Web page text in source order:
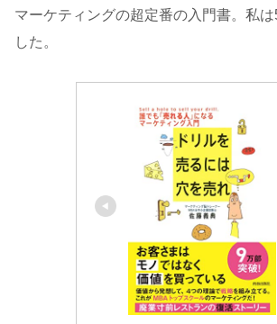
マーケティングの超定番の入門書。私は
した。